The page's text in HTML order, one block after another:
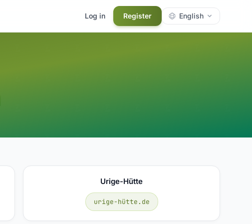
Log in Register English
Urige-Hütte
urige-hütte.de